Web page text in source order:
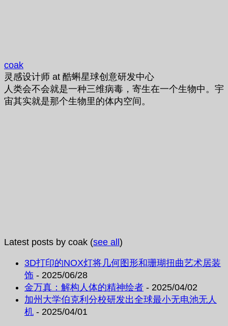
coak
灵感设计师 at 酷蝌星球创意研发中心
人类会不会就是一种三维病毒，寄生在一个生物中。宇
宙其实就是那个生物里的体内空间。
Latest posts by coak (see all)
3D打印的NOX灯将几何图形和珊瑚扭曲艺术居装
饰 - 2025/06/28
金万真：解构人体的精神绘者 - 2025/04/02
加州大学伯克利分校研发出全球最小无电池无人
机 - 2025/04/01